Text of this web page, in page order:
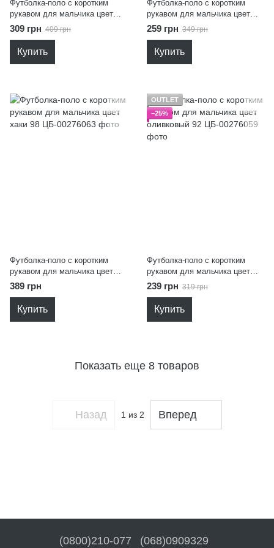
Футболка-поло с коротким
рукавом для мальчика цвет
хаки 128
309 грн 409 грн
Купить
Футболка-поло с коротким
рукавом для мальчика цвет
белый 122
259 грн 349 грн
Купить
Футболка-поло с коротким
рукавом для мальчика цвет
хаки 98
389 грн
Купить
OUTLET
−25%
Футболка-поло с коротким
рукавом для мальчика цвет
оливковый 92
239 грн 319 грн
Купить
Показать еще 8 товаров
Назад 1 из 2 Вперед
(0800)210-077 (068)0909329